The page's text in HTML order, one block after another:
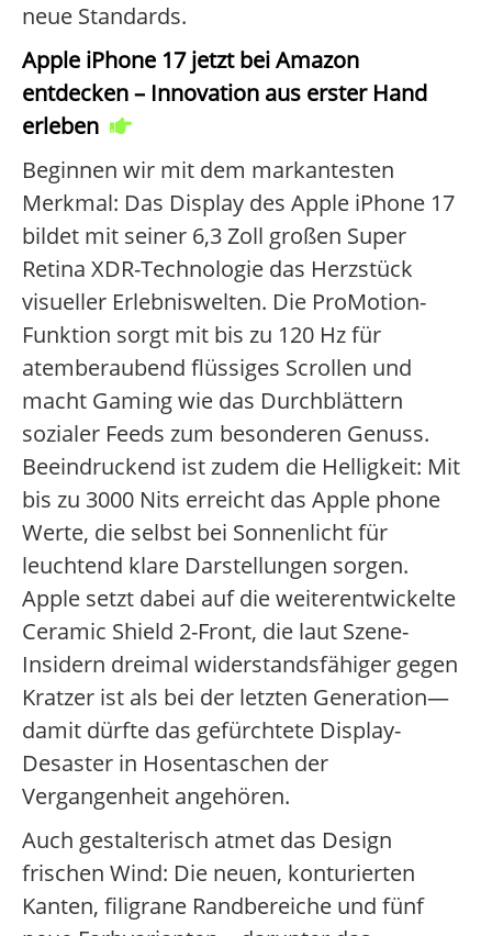
neue Standards.
Apple iPhone 17 jetzt bei Amazon
entdecken – Innovation aus erster Hand
erleben
Beginnen wir mit dem markantesten
Merkmal: Das Display des Apple iPhone 17
bildet mit seiner 6,3 Zoll großen Super
Retina XDR-Technologie das Herzstück
visueller Erlebniswelten. Die ProMotion-
Funktion sorgt mit bis zu 120 Hz für
atemberaubend flüssiges Scrollen und
macht Gaming wie das Durchblättern
sozialer Feeds zum besonderen Genuss.
Beeindruckend ist zudem die Helligkeit: Mit
bis zu 3000 Nits erreicht das Apple phone
Werte, die selbst bei Sonnenlicht für
leuchtend klare Darstellungen sorgen.
Apple setzt dabei auf die weiterentwickelte
Ceramic Shield 2-Front, die laut Szene-
Insidern dreimal widerstandsfähiger gegen
Kratzer ist als bei der letzten Generation—
damit dürfte das gefürchtete Display-
Desaster in Hosentaschen der
Vergangenheit angehören.
Auch gestalterisch atmet das Design
frischen Wind: Die neuen, konturierten
Kanten, filigrane Randbereiche und fünf